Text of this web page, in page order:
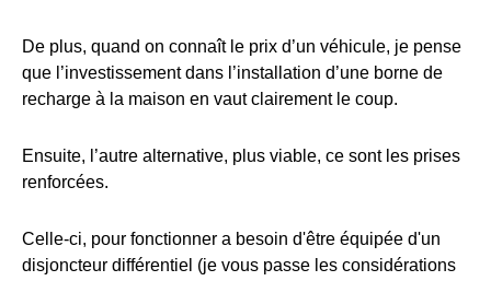
De plus, quand on connaît le prix d’un véhicule, je pense
que l’investissement dans l’installation d’une borne de
recharge à la maison en vaut clairement le coup.
Ensuite, l’autre alternative, plus viable, ce sont les prises
renforcées.
Celle-ci, pour fonctionner a besoin d'être équipée d'un
disjoncteur différentiel (je vous passe les considérations